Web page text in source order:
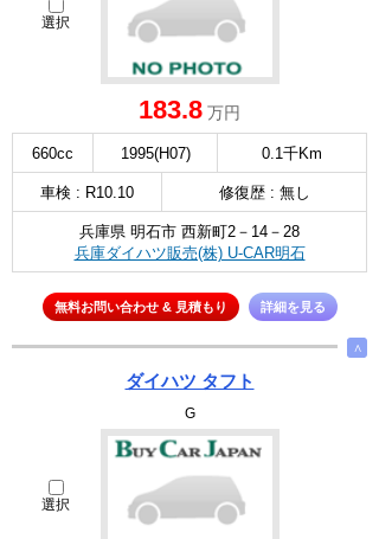
選択
183.8 万円
660cc 1995(H07) 0.1千Km
車検 : R10.10 修復歴 : 無し
兵庫県 明石市 西新町2－14－28
兵庫ダイハツ販売(株) U-CAR明石
無料お問い合わせ & 見積もり 詳細を見る
∧
ダイハツ タフト
G
選択